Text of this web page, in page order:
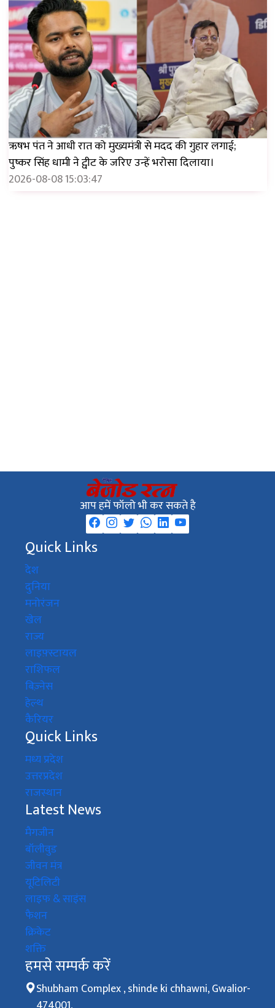
ऋषभ पंत ने आधी रात को मुख्यमंत्री से मदद की गुहार लगाई;
पुष्कर सिंह धामी ने ट्वीट के जरिए उन्हें भरोसा दिलाया।
2026-08-08 15:03:47
आप हमें फॉलो भी कर सकते है
Quick Links
देश
दुनिया
मनोरंजन
खेल
राज्य
लाइफ़्स्टायल
राशिफल
बिज़्नेस
हेल्थ
कैरियर
Quick Links
मध्य प्रदेश
उत्तरप्रदेश
राजस्थान
Latest News
मैगजीन
बॉलीवुड
जीवन मंत्र
यूटिलिटी
लाइफ & साइंस
फैशन
क्रिकेट
शक्ति
हमसे सम्पर्क करें
Shubham Complex , shinde ki chhawni, Gwalior-